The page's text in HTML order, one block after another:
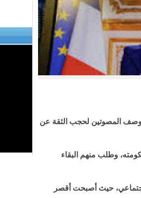
ووصف المصوتين لحجب الثقة عن
وطلب منهم البقاء
حيث أصبحت أقصر